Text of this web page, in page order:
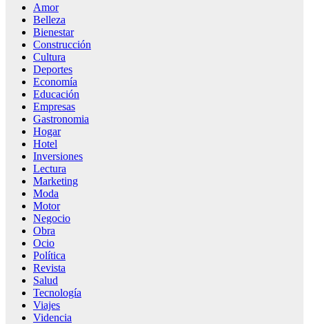
Amor
Belleza
Bienestar
Construcción
Cultura
Deportes
Economía
Educación
Empresas
Gastronomia
Hogar
Hotel
Inversiones
Lectura
Marketing
Moda
Motor
Negocio
Obra
Ocio
Política
Revista
Salud
Tecnología
Viajes
Videncia